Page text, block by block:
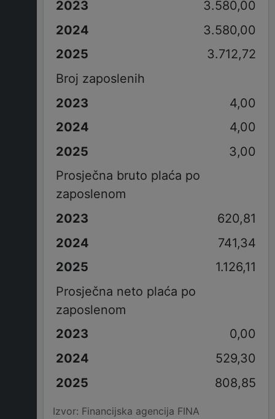
3.580,00
3.580,00
3.712,72
Broj zaposlenih
4,00
4,00
3,00
Prosječna bruto plaća po
zaposlenom
620,81
741,34
1.126,11
Prosječna neto plaća po
zaposlenom
0,00
529,30
808,85
Izvor: Financijska agencija FINA